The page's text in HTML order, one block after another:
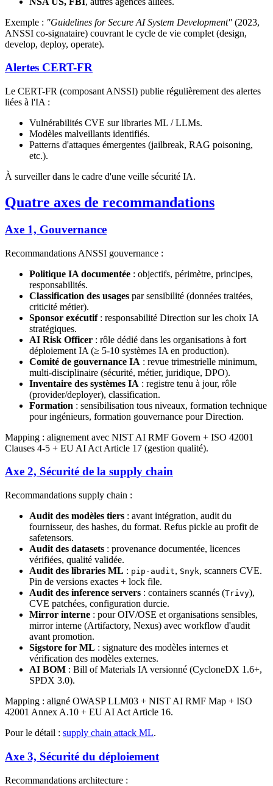
Exemple : "Guidelines for Secure AI System Development" (2023,
ANSSI co-signataire) couvrant le cycle de vie complet (design,
develop, deploy, operate).
Alertes CERT-FR
Le CERT-FR (composant ANSSI) publie régulièrement des alertes
liées à l'IA :
Vulnérabilités CVE sur libraries ML / LLMs.
Modèles malveillants identifiés.
Patterns d'attaques émergentes (jailbreak, RAG poisoning,
etc.).
À surveiller dans le cadre d'une veille sécurité IA.
Quatre axes de recommandations
Axe 1, Gouvernance
Recommandations ANSSI gouvernance :
Politique IA documentée : objectifs, périmètre, principes,
responsabilités.
Classification des usages par sensibilité (données traitées,
criticité métier).
Sponsor exécutif: responsabilité Direction sur les choix IA
stratégiques.
AI Risk Officer : rôle dédié dans les organisations à fort
déploiement IA (≥ 5-10 systèmes IA en production).
Comité de gouvernance IA : revue trimestrielle minimum,
multi-disciplinaire (sécurité, métier, juridique, DPO).
Inventaire des systèmes IA : registre tenu à jour, rôle
(provider/deployer), classification.
Formation : sensibilisation tous niveaux, formation technique
pour ingénieurs, formation gouvernance pour Direction.
Mapping : alignement avec NIST AI RMF Govern + ISO 42001
Clauses 4-5 + EU AI Act Article 17 (gestion qualité).
Axe 2, Sécurité de la supply chain
Recommandations supply chain :
Audit des modèles tiers : avant intégration, audit du
fournisseur, des hashes, du format. Refus pickle au profit de
safetensors.
Audit des datasets : provenance documentée, licences
vérifiées, qualité validée.
Audit des libraries ML : pip-audit, Snyk, scanners CVE.
Pin de versions exactes + lock file.
Audit des inference servers : containers scannés (Trivy),
CVE patchées, configuration durcie.
Mirror interne : pour OIV/OSE et organisations sensibles,
mirror interne (Artifactory, Nexus) avec workflow d'audit
avant promotion.
Sigstore for ML : signature des modèles internes et
vérification des modèles externes.
AI BOM : Bill of Materials IA versionné (CycloneDX 1.6+,
SPDX 3.0).
Mapping : aligné OWASP LLM03 + NIST AI RMF Map + ISO
42001 Annex A.10 + EU AI Act Article 16.
Pour le détail : supply chain attack ML.
Axe 3, Sécurité du déploiement
Recommandations architecture :